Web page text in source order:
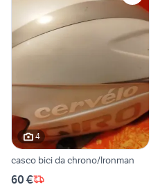
4
casco bici da chrono/Ironman
60 €